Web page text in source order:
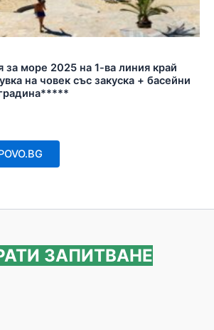
за море 2025 на 1-ва линия край
на човек със закуска + басейни
ЗАПИТВАНЕ